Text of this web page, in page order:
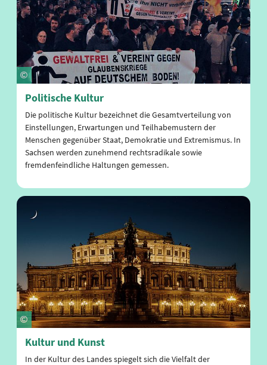
Politische Kultur
Die politische Kultur bezeichnet die Gesamtverteilung von
Einstellungen, Erwartungen und Teilhabemustern der
Menschen gegenüber Staat, Demokratie und Extremismus. In
Sachsen werden zunehmend rechtsradikale sowie
fremdenfeindliche Haltungen gemessen.
Kultur und Kunst
In der Kultur des Landes spiegelt sich die Vielfalt der